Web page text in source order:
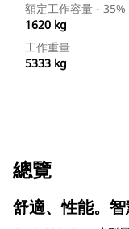
額定工作容量 -
1620 kg
工作重量
5333 kg
總覽
舒適、性能。智